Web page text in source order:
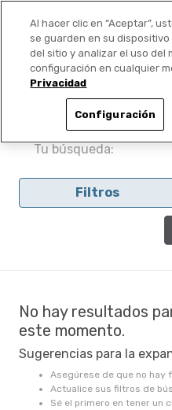
Tu búsqueda:
Filtros
No hay resultados
este momento.
Sugerencias para la
Asegúrese de que no hay
Actualice sus filtros de
Sé el primero en tener un
Al hacer clic en “Aceptar”,
se guarden en su
del sitio y analizar el uso del
configuración en cualquier
Privacidad
Configuración